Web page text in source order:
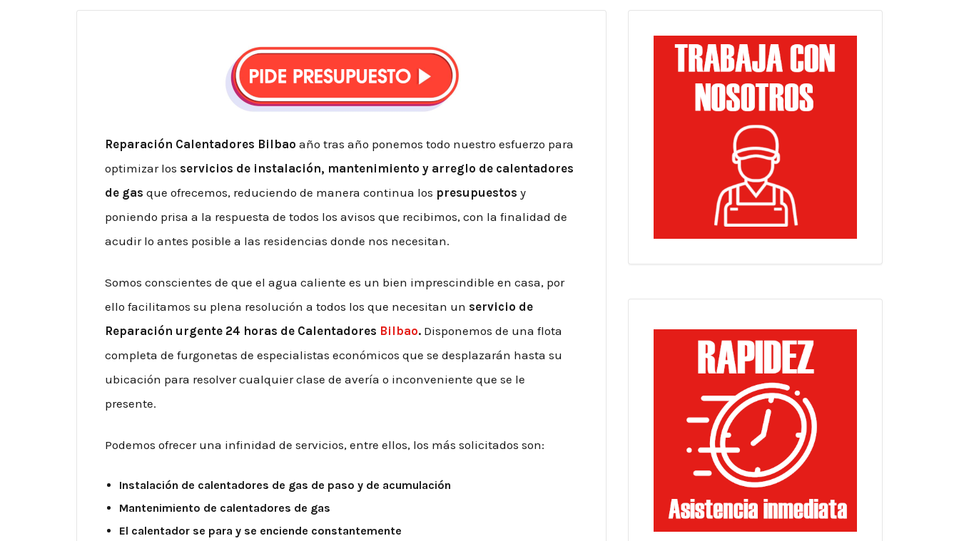
Reparación Calentadores Bilbao año tras año ponemos todo nuestro esfuerzo para
optimizar los servicios de instalación, mantenimiento y arreglo de calentadores
de gas que ofrecemos, reduciendo de manera continua los presupuestos y
poniendo prisa a la respuesta de todos los avisos que recibimos, con la finalidad de
acudir lo antes posible a las residencias donde nos necesitan.
Somos conscientes de que el agua caliente es un bien imprescindible en casa, por
ello facilitamos su plena resolución a todos los que necesitan un servicio de
Reparación urgente 24 horas de Calentadores Bilbao. Disponemos de una flota
completa de furgonetas de especialistas económicos que se desplazarán hasta su
ubicación para resolver cualquier clase de avería o inconveniente que se le
presente.
Podemos ofrecer una infinidad de servicios, entre ellos, los más solicitados son:
Instalación de calentadores de gas de paso y de acumulación
Mantenimiento de calentadores de gas
El calentador se para y se enciende constantemente